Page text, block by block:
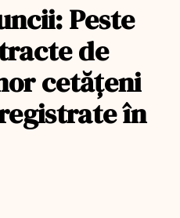
Peste
de
cetăţeni
în